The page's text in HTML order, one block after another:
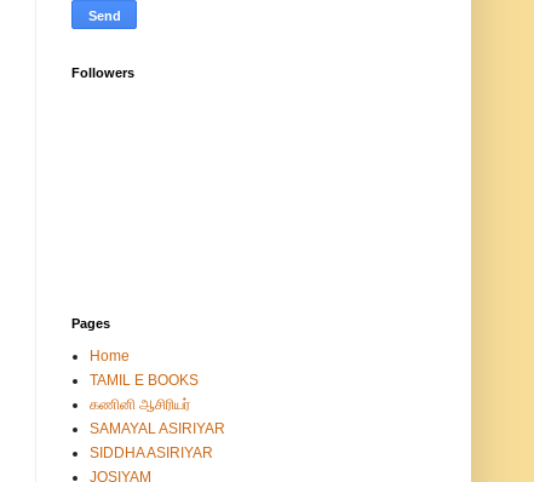
Followers
Pages
Home
TAMIL E BOOKS
கணினி ஆசிரியர்
SAMAYAL ASIRIYAR
SIDDHA ASIRIYAR
JOSIYAM